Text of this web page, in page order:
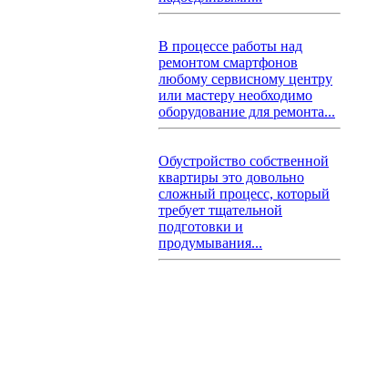
В процессе работы над
ремонтом смартфонов
любому сервисному центру
или мастеру необходимо
оборудование для ремонта...
Обустройство собственной
квартиры это довольно
сложный процесс, который
требует тщательной
подготовки и
продумывания...